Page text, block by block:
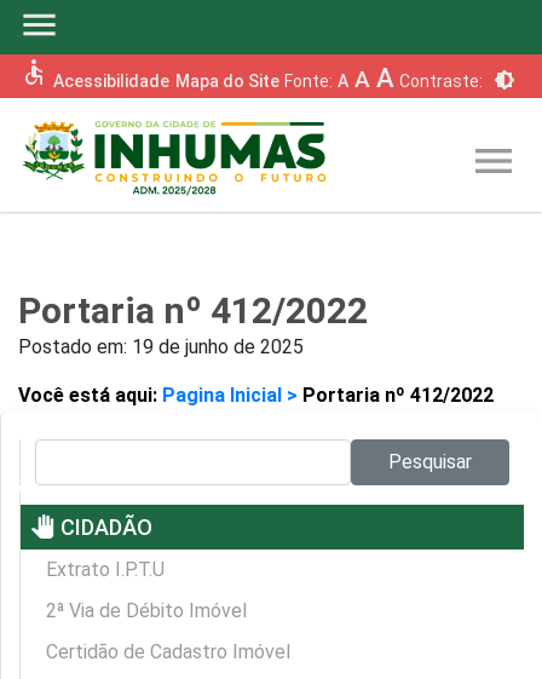
menu
accessible Acessibilidade Mapa do Site Fonte: A A A Contraste: brightness_6
menu
Portaria nº 412/2022
Postado em: 19 de junho de 2025
Você está aqui: Pagina Inicial > Portaria nº 412/2022
Pesquisar
pan_tool CIDADÃO
Extrato I.P.T.U
2ª Via de Débito Imóvel
Certidão de Cadastro Imóvel